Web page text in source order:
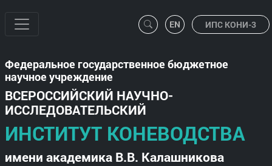
ИПС КОНИ-3
Федеральное государственное бюджетное
научное учреждение
ВСЕРОССИЙСКИЙ НАУЧНО-
ИССЛЕДОВАТЕЛЬСКИЙ
ИНСТИТУТ КОНЕВОДСТВА
имени академика В.В. Калашникова